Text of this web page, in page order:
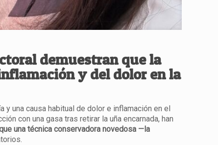
demuestran que la
y del dolor en la
una causa habitual de dolor e inflamación en el
con una gasa tras retirar la uña encarnada, han
una técnica conservadora novedosa —la